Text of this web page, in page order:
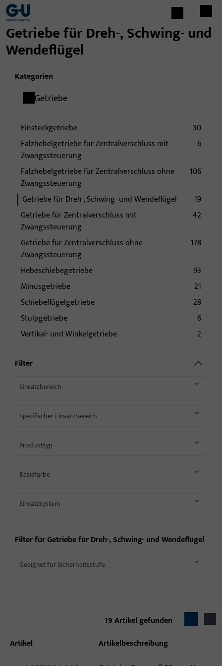
Getriebe für Dreh-, Schwing- und
Wendeflügel
Kategorien
Getriebe
Einsteckgetriebe
30
Falzhebelgetriebe für Zentralverschluss mit
Zwangssteuerung
6
Falzhebelgetriebe für Zentralverschluss ohne
Zwangssteuerung
106
Getriebe für Dreh-, Schwing- und Wendeflügel
19
Getriebe für Zentralverschluss mit
Zwangssteuerung
42
Getriebe für Zentralverschluss ohne
Zwangssteuerung
178
Hebeschiebegetriebe
93
Minusgetriebe
21
Schiebeflügelgetriebe
28
Stulpgetriebe
6
Vertikal- und Winkelgetriebe
2
Filter
Einsatzbereich
Spezifischer Einsatzbereich
Produkttyp
Basisfarbe
Einsatzsystem
Filter fürGetriebe für Dreh-, Schwing- und Wendeflügel
Geeignet für Sicherheitsstufe
19Artikel gefunden
Artikel
Artikelbeschreibung